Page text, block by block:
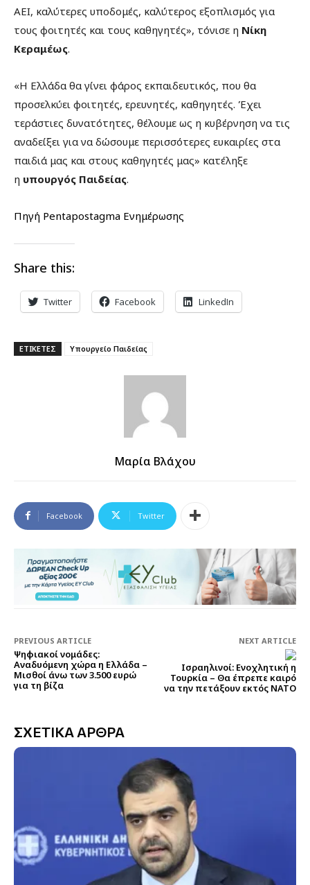
ΑΕΙ, καλύτερες υποδομές, καλύτερος εξοπλισμός για
τους φοιτητές και τους καθηγητές», τόνισε η Νίκη
Κεραμέως.
«Η Ελλάδα θα γίνει φάρος εκπαιδευτικός, που θα
προσελκύει φοιτητές, ερευνητές, καθηγητές. Έχει
τεράστιες δυνατότητες, θέλουμε ως η κυβέρνηση να τις
αναδείξει για να δώσουμε περισσότερες ευκαιρίες στα
παιδιά μας και στους καθηγητές μας» κατέληξε
η υπουργός Παιδείας.
Πηγή Pentapostagma Ενημέρωσης
Share this:
Twitter Facebook LinkedIn
ΕΤΙΚΕΤΕΣ Υπουργείο Παιδείας
Μαρία Βλάχου
Facebook Twitter
PREVIOUS ARTICLE
Ψηφιακοί νομάδες:
Αναδυόμενη χώρα η Ελλάδα –
Μισθοί άνω των 3.500 ευρώ
για τη βίζα
NEXT ARTICLE
Ισραηλινοί: Ενοχλητική η
Τουρκία – Θα έπρεπε καιρό
να την πετάξουν εκτός ΝΑΤΟ
ΣΧΕΤΙΚΑ ΑΡΘΡΑ